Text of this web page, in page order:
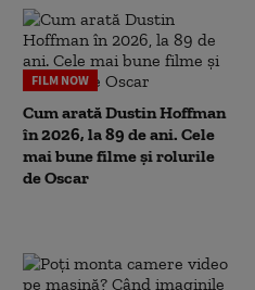
FILM NOW
Cum arată Dustin Hoffman
în 2026, la 89 de ani. Cele
mai bune filme și rolurile
de Oscar